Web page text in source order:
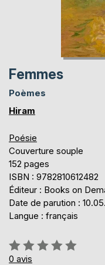
Femmes
Poèmes
Hiram
Poésie
Couverture souple
152 pages
ISBN : 9782810612482
Éditeur : Books on
Date de parution :
Langue : français
Évaluation:
0%
0 avis